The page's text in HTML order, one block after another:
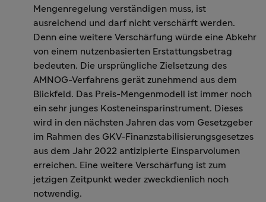
Mengenregelung verständigen muss, ist
ausreichend und darf nicht verschärft werden.
Denn eine weitere Verschärfung würde eine Abkehr
von einem nutzenbasierten Erstattungsbetrag
bedeuten. Die ursprüngliche Zielsetzung des
AMNOG-Verfahrens gerät zunehmend aus dem
Blickfeld. Das Preis-Mengenmodell ist immer noch
ein sehr junges Kosteneinsparinstrument. Dieses
wird in den nächsten Jahren das vom Gesetzgeber
im Rahmen des GKV-Finanzstabilisierungsgesetzes
aus dem Jahr 2022 antizipierte Einsparvolumen
erreichen. Eine weitere Verschärfung ist zum
jetzigen Zeitpunkt weder zweckdienlich noch
notwendig.